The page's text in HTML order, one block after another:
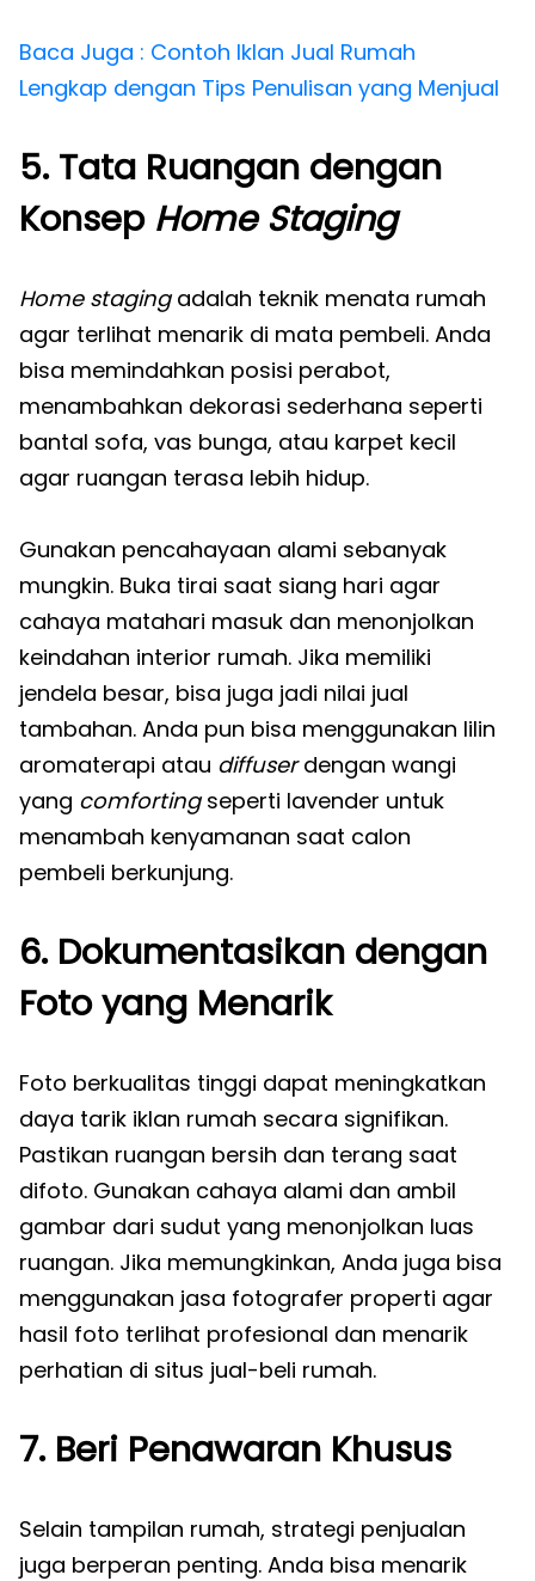
Baca Juga : Contoh Iklan Jual Rumah
Lengkap dengan Tips Penulisan yang Menjual
5. Tata Ruangan dengan
Konsep Home Staging
Home stagingadalah teknik menata rumah
agar terlihat menarik di mata pembeli. Anda
bisa memindahkan posisi perabot,
menambahkan dekorasi sederhana seperti
bantal sofa, vas bunga, atau karpet kecil
agar ruangan terasa lebih hidup.
Gunakan pencahayaan alami sebanyak
mungkin. Buka tirai saat siang hari agar
cahaya matahari masuk dan menonjolkan
keindahan interior rumah. Jika memiliki
jendela besar, bisa juga jadi nilai jual
tambahan. Anda pun bisa menggunakan lilin
aromaterapi atau diffuserdengan wangi
yang comfortingseperti lavender untuk
menambah kenyamanan saat calon
pembeli berkunjung.
6. Dokumentasikan dengan
Foto yang Menarik
Foto berkualitas tinggi dapat meningkatkan
daya tarik iklan rumah secara signifikan.
Pastikan ruangan bersih dan terang saat
difoto. Gunakan cahaya alami dan ambil
gambar dari sudut yang menonjolkan luas
ruangan. Jika memungkinkan, Anda juga bisa
menggunakan jasa fotografer properti agar
hasil foto terlihat profesional dan menarik
perhatian di situs jual-beli rumah.
7. Beri Penawaran Khusus
Selain tampilan rumah, strategi penjualan
juga berperan penting. Anda bisa menarik